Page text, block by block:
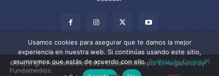
©Copyright Fundamedios 2021. Desarrollado por El Megáfono by
Fundamedios.
Usamos cookies para asegurar que te damos la mejor
experiencia en nuestra web. Si continúas usando este sitio,
asumiremos que estás de acuerdo con ello.Política de Cookies